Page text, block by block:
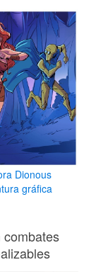
Dionous
gráfica
combates